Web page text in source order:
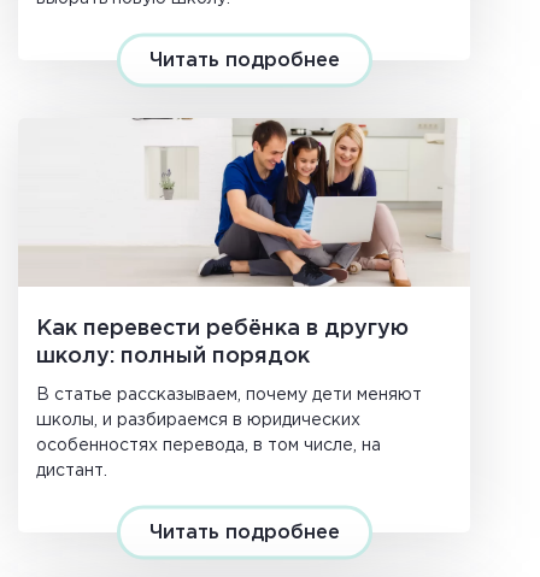
Читать подробнее
Как перевести ребёнка в другую
школу: полный порядок
В статье рассказываем, почему дети меняют
школы, и разбираемся в юридических
особенностях перевода, в том числе, на
дистант.
Читать подробнее